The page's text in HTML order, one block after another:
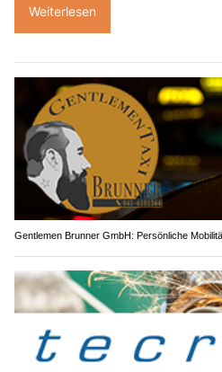
Weiterlesen
Gentlemen Brunner GmbH: Persönliche